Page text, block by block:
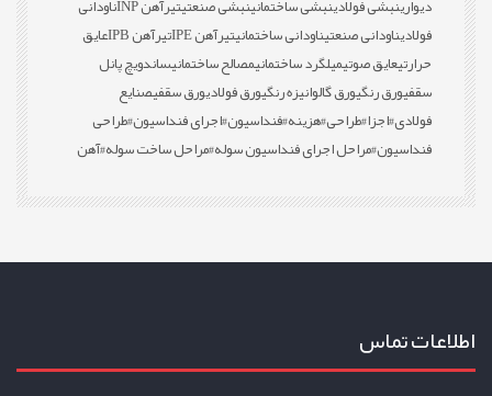
دیوارینبشی فولادینبشی ساختمانینبشی صنعتیتیرآهن INP
ناودانی
فولادیناودانی صنعتیناودانی ساختمانیتیرآهن IPE تیرآهن IPB
عایق
حرارتیعایق صوتیمیلگرد ساختمانیمصالح ساختمانیساندویچ پانل
سقفیورق رنگیورق گالوانیزه رنگیورق فولادیورق سقفیصنایع
فولادی#اجزا#طراحی#هزینه#فنداسیون#اجرای فنداسیون#طراحی
فنداسیون#مراحل اجرای فنداسیون سوله#مراحل ساخت سوله#آهن
اطلاعات تماس